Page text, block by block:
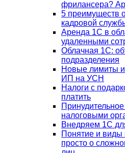
фрилансера?
5 преимуществ
кадровой
Аренда 1С в
удаленными
Облачная 1С:
подразделения
Новые лимиты
ИП на УСН
Налоги с
платить
налоговыми
Внедряем 1С
Понятие и виды
просто о